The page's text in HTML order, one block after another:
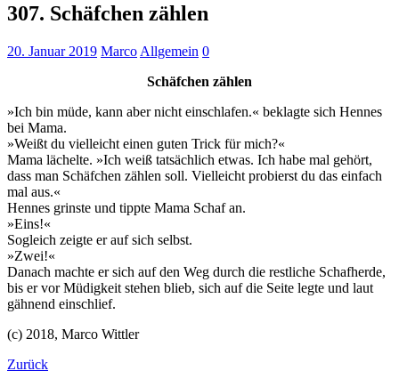
307. Schäfchen zählen
20. Januar 2019 Marco Allgemein 0
Schäfchen zählen
»Ich bin müde, kann aber nicht einschlafen.« beklagte sich Hennes
bei Mama.
»Weißt du vielleicht einen guten Trick für mich?«
Mama lächelte. »Ich weiß tatsächlich etwas. Ich habe mal gehört,
dass man Schäfchen zählen soll. Vielleicht probierst du das einfach
mal aus.«
Hennes grinste und tippte Mama Schaf an.
»Eins!«
Sogleich zeigte er auf sich selbst.
»Zwei!«
Danach machte er sich auf den Weg durch die restliche Schafherde,
bis er vor Müdigkeit stehen blieb, sich auf die Seite legte und laut
gähnend einschlief.
(c) 2018, Marco Wittler
Zurück